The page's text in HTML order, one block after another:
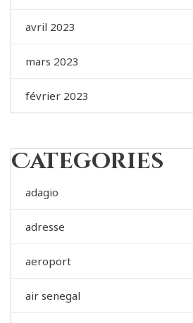
avril 2023
mars 2023
février 2023
Categories
adagio
adresse
aeroport
air senegal